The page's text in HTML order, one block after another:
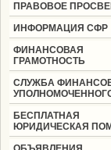
ПРАВОВОЕ
ИНФОРМАЦИЯ СФР
ФИНАНСОВАЯ
ГРАМОТНОСТЬ
СЛУЖБА
БЕСПЛАТНАЯ
ЮРИДИЧЕСКАЯ